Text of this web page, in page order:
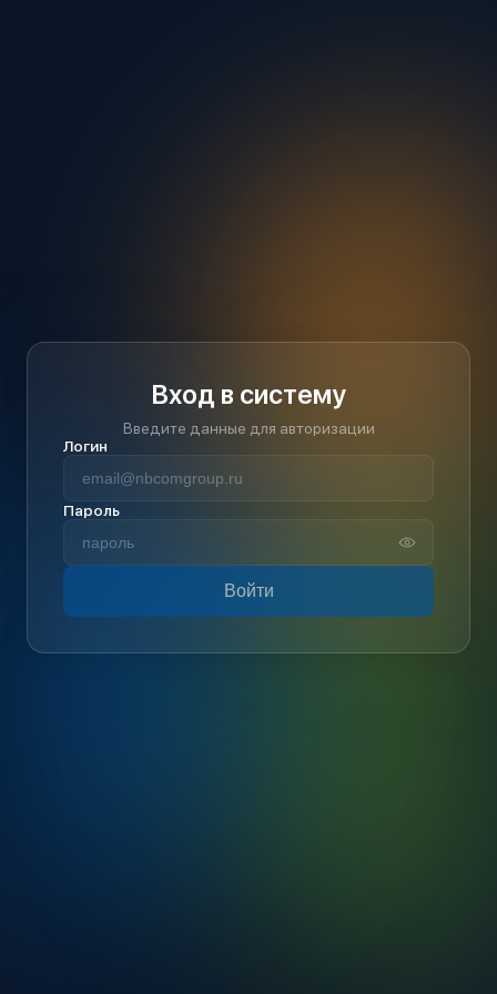
Вход в систему
Введите данные для авторизации
Логин
Пароль
Войти